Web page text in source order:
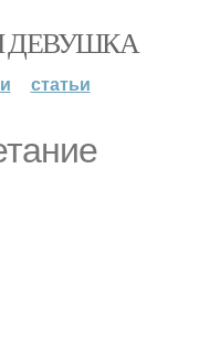
ДЕВУШКА
статьи